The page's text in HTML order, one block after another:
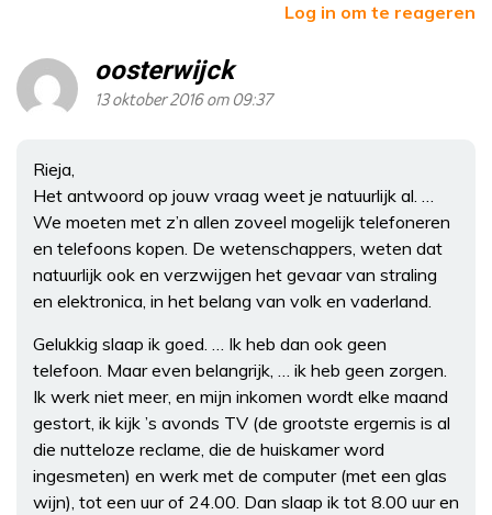
Log in om te reageren
oosterwijck
13 oktober 2016 om 09:37
Rieja,
Het antwoord op jouw vraag weet je natuurlijk al. …
We moeten met z’n allen zoveel mogelijk telefoneren
en telefoons kopen. De wetenschappers, weten dat
natuurlijk ook en verzwijgen het gevaar van straling
en elektronica, in het belang van volk en vaderland.
Gelukkig slaap ik goed. … Ik heb dan ook geen
telefoon. Maar even belangrijk, … ik heb geen zorgen.
Ik werk niet meer, en mijn inkomen wordt elke maand
gestort, ik kijk ’s avonds TV (de grootste ergernis is al
die nutteloze reclame, die de huiskamer word
ingesmeten) en werk met de computer (met een glas
wijn), tot een uur of 24.00. Dan slaap ik tot 8.00 uur en